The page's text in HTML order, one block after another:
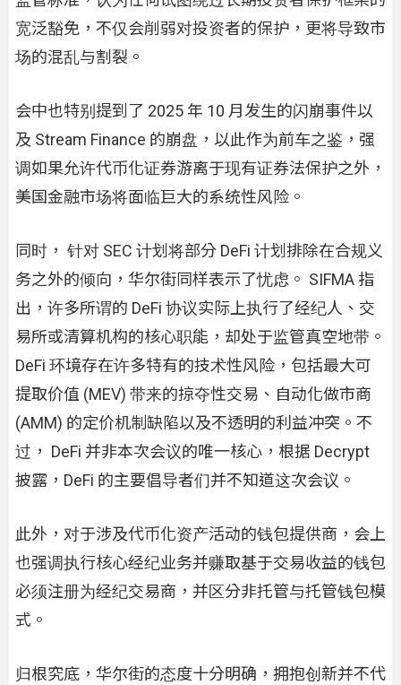
宽泛豁免，不仅会削弱对投资者的保护，更将导致市
场的混乱与割裂。
会中也特别提到了 2025 年 10 月发生的闪崩事件以
及 Stream Finance 的崩盘，以此作为前车之鉴，强
调如果允许代币化证券游离于现有证券法保护之外，
美国金融市场将面临巨大的系统性风险。
同时， 针对 SEC 计划将部分 DeFi 计划排除在合规义
务之外的倾向，华尔街同样表示了忧虑。 SIFMA 指
出，许多所谓的 DeFi 协议实际上执行了经纪人、交
易所或清算机构的核心职能，却处于监管真空地带。
DeFi 环境存在许多特有的技术性风险，包括最大可
提取价值 (MEV) 带来的掠夺性交易、自动化做市商
(AMM) 的定价机制缺陷以及不透明的利益冲突。不
过， DeFi 并非本次会议的唯一核心，根据 Decrypt
披露，DeFi 的主要倡导者们并不知道这次会议。
此外，对于涉及代币化资产活动的钱包提供商，会上
也强调执行核心经纪业务并赚取基于交易收益的钱包
必须注册为经纪交易商，并区分非托管与托管钱包模
式。
归根究底，华尔街的态度十分明确，拥抱创新并不代